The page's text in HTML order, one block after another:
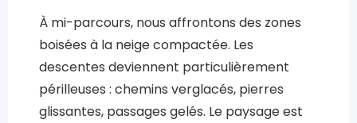
À mi-parcours, nous affrontons des zones
boisées à la neige compactée. Les
descentes deviennent particulièrement
périlleuses : chemins verglacés, pierres
glissantes, passages gelés. Le paysage est